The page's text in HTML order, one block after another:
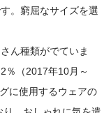
。窮屈なサイズを選
ん種類がでていま
％（2017年10月～
に使用するウェアの